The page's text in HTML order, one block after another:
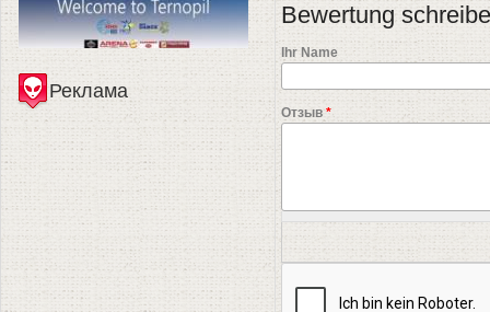
Bewertung
Ihr Name
Отзыв*
Реклама